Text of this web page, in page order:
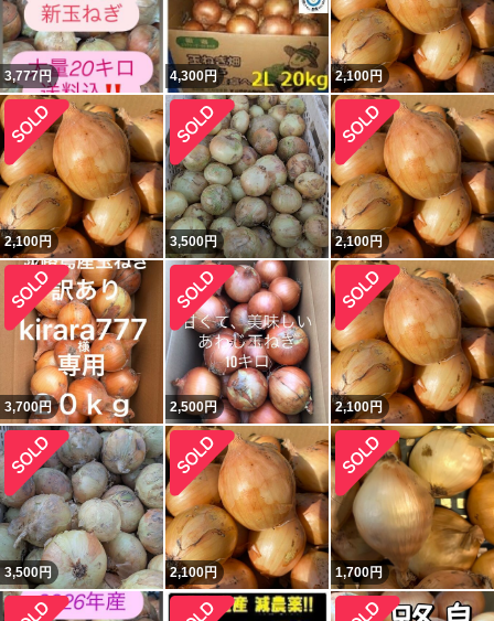
3,777円 4,300円 2,100円
2,100円 3,500円 2,100円
3,700円 2,500円 2,100円
3,500円 2,100円 1,700円